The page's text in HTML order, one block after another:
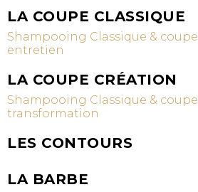
LA COUPE CLASSIQUE
Shampooing Classique & coupe
entretien
LA COUPE CRÉATION
Shampooing Classique & coupe
transformation
LES CONTOURS
LA BARBE